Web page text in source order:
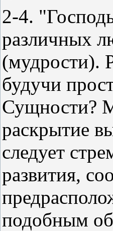
2-4.
различных
(мудрости).
будучи
Сущности?
раскрытие
следует
развития,
подобным